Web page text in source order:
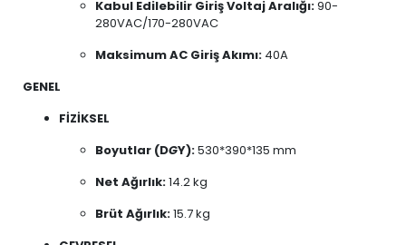
Kabul Edilebilir Giriş Voltaj Aralığı:90-
280VAC/170-280VAC
Maksimum AC Giriş Akımı: 40A
GENEL
FİZİKSEL
Boyutlar (DGY):530*390*135 mm
Net Ağırlık:14.2 kg
Brüt Ağırlık:15.7 kg